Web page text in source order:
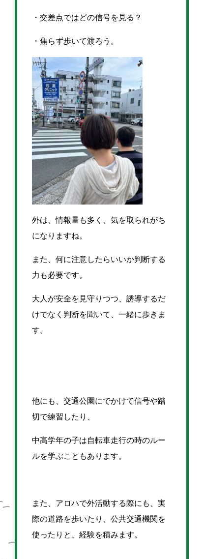
・交差点ではどの信号を見る？
・焦らず歩いて渡ろう。
外は、情報量も多く、気を取られがち
になりますね。
また、何に注意したらいいか判断する
力も必要です。
大人が安全を見守りつつ、誘導するだ
けでなく判断を聞いて、一緒に歩きま
す。
他にも、交通公園にでかけて信号や踏
切で練習したり、
中高学年の子は自転車走行の時のルー
ルを学ぶこともあります。
また、アロハで外活動する際にも、実
際の道路を歩いたり、公共交通機関を
使ったりと、経験を積みます。